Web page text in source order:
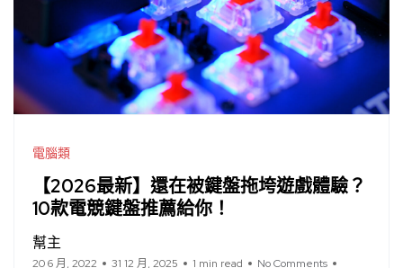
電腦類
【2026最新】還在被鍵盤拖垮遊戲體驗？
10款電競鍵盤推薦給你！
幫主
20 6 月, 2022 31 12 月, 2025 1 min read No Comments